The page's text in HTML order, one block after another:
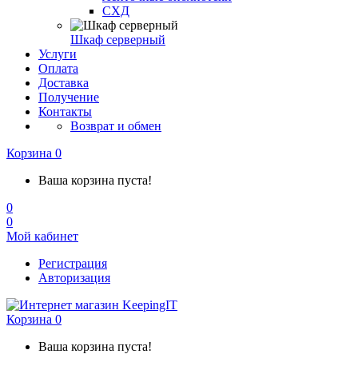
СХД
Шкаф серверный
Услуги
Оплата
Доставка
Получение
Контакты
Возврат и обмен
Корзина 0
Ваша корзина пуста!
0
0
Мой кабинет
Регистрация
Авторизация
Корзина 0
Ваша корзина пуста!